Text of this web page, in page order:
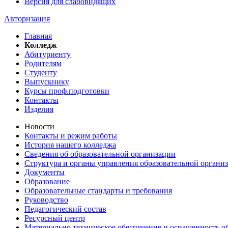
Авторизация
Главная
Колледж
Абитуриенту
Родителям
Студенту
Выпускнику
Курсы проф.подготовки
Контакты
Изделия
Новости
Контакты и режим работы
История нашего колледжа
Сведения об образовательной организации
Структура и органы управления образовательной
Документы
Образование
Образовательные стандарты и требования
Руководство
Педагогический состав
Ресурсный центр